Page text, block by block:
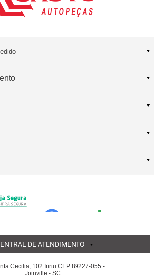
DE ATENDIMENTO
Cecilia, 102 Iririu CEP 89227-055 -
Joinville - SC